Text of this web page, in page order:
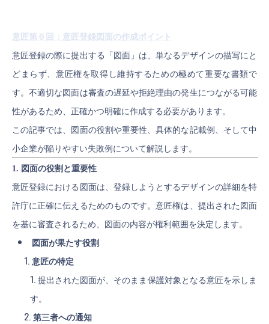
意匠第６回：意匠登録図面の作成ポイント
意匠登録の際に提出する「図面」は、単なるデザインの描写にと
どまらず、意匠権を取得し維持するための極めて重要な書類で
す。不適切な図面は審査の遅延や拒絶理由の発生につながる可能
性があるため、正確かつ明確に作成する必要があります。
この記事では、図面の役割や重要性、具体的な記載例、そして中
小企業が陥りやすい失敗例について解説します。
1. 図面の役割と重要性
意匠登録における図面は、登録しようとするデザインの詳細を特
許庁に正確に伝えるためのものです。意匠権は、提出された図面
を基に審査されるため、図面の内容が権利範囲を決定します。
図面が果たす役割
意匠の特定
提出された図面が、そのまま保護対象となる意匠を示しま
す。
第三者への通知